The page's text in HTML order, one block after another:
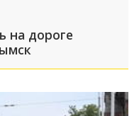
на дороге